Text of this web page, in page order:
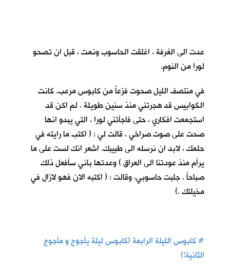
عدت الى الغرفة ، اغلقت الحاسوب ونمت ، قبل ان تصحو
لورا من النوم.
في منتصف الليل صحوت فزعاً من كابوس مرعب. كانت
الكوابيس قد هجرتني منذ سنين طويلة . لم اكن قد
استجمعت افكاري ، حتى فاجأتني لورا ، التي يبدو انها
صحت على صوت صراخي ، قالت لي : ( اكتب ما رايته في
حلمك ، لابد ان نرسله الى طبيبك. اشعر انك لست على ما
يرأم منذ عودتنا الى العراق ) وعدتها باني سأفعل ذلك
صباحاً . جلبت حاسوبي، وقالت : ( اكتبه الان فهو لازال في
مخيلتك .)
#كابوس الليلة الرابعة (كابوس ليلة يأجوج و مأجوج
الثانية!)